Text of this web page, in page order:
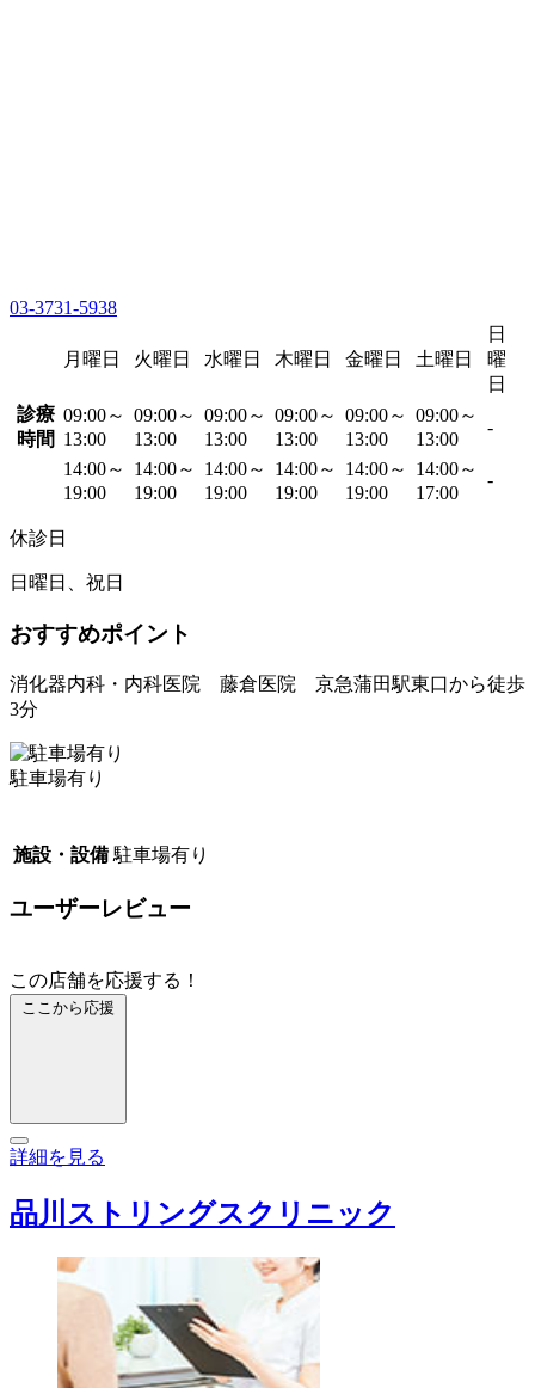
03-3731-5938
月曜日 火曜日 水曜日 木曜日 金曜日 土曜日
日
曜
日
診療
時間
09:00～
13:00
09:00～
13:00
09:00～
13:00
09:00～
13:00
09:00～
13:00
09:00～
13:00
-
14:00～
19:00
14:00～
19:00
14:00～
19:00
14:00～
19:00
14:00～
19:00
14:00～
17:00
-
休診日
日曜日、祝日
おすすめポイント
消化器内科・内科医院 藤倉医院 京急蒲田駅東口から徒歩
3分
駐車場有り
施設・設備 駐車場有り
ユーザーレビュー
この店舗を応援する！
ここから応援
詳細を見る
品川ストリングスクリニック